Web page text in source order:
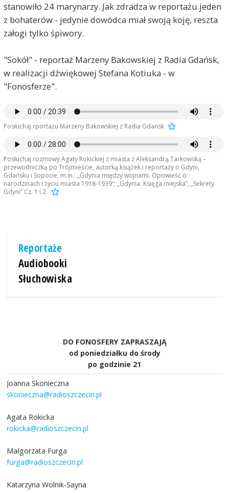
stanowiło 24 marynarzy. Jak zdradza w reportażu jeden
z bohaterów - jedynie dowódca miał swoją koję, reszta
załogi tylko śpiwory.
"Sokół" - reportaż Marzeny Bakowskiej z Radia Gdańsk,
w realizacji dźwiękowej Stefana Kotiuka - w
"Fonosferze".
Posłuchaj rportażu Marzeny Bakowskiej z Radia Gdańsk
Posłuchaj rozmowy Agaty Rokickiej z miasta z Aleksandrą Tarkowską –
przewodniczką po Trójmieście, autorką książek i reportaży o Gdyni,
Gdańsku i Sopocie, m.in.: „Gdynia między wojnami. Opowieść o
narodzinach i życiu miasta 1918-1939”; „Gdynia. Księga miejska”, „Sekrety
Gdyni” Cz. 1 i 2.
Reportaże
Audiobooki
Słuchowiska
DO FONOSFERY ZAPRASZAJĄ
od poniedziałku do środy
po godzinie 21
Joanna Skonieczna
skonieczna@radioszczecin.pl
Agata Rokicka
rokicka@radioszczecin.pl
Małgorzata Furga
furga@radioszczecin.pl
Katarzyna Wolnik-Sayna